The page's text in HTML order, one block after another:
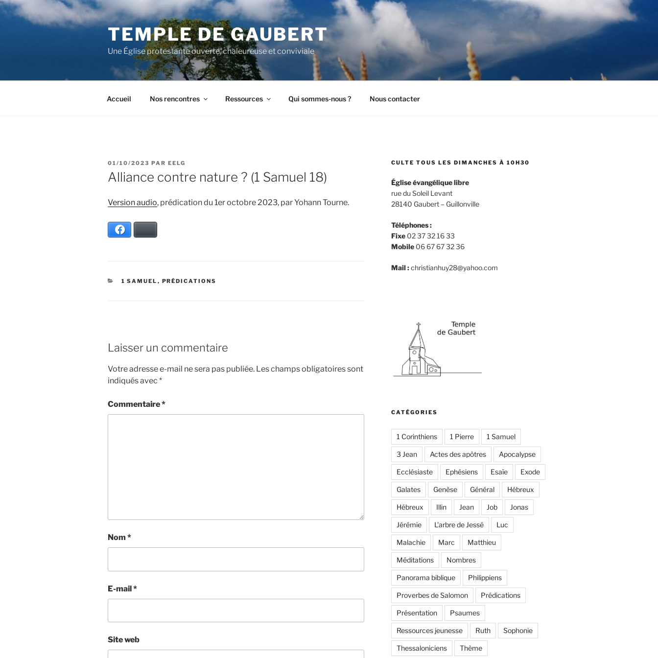
Aller
au
TEMPLE DE GAUBERT
Une Église protestante ouverte, chaleureuse et conviviale
Accueil Nos rencontres Ressources Qui sommes-nous ? Nous contacter
PUBLIÉ
LE
01/10/2023 PAR EELG
Alliance contre nature ? (1 Samuel 18)
Version audio, prédication du 1er octobre 2023, par Yohann Tourne.
CATÉGORIES
1 SAMUEL , PRÉDICATIONS
Laisser un commentaire
Votre adresse e-mail ne sera pas publiée. Les champs obligatoires sont
indiqués avec *
Commentaire*
Nom *
E-mail*
Site web
CULTE TOUS LES DIMANCHES À 10H30
Église évangélique libre
rue du Soleil Levant
28140 Gaubert – Guillonville
Téléphones :
Fixe02 37 32 16 33
Mobile06 67 67 32 36
Mail :christianhuy28@yahoo.com
CATÉGORIES
1 Corinthiens 1 Pierre 1 Samuel
3 Jean Actes des apôtres Apocalypse
Ecclésiaste Ephésiens Esaïe Exode
Galates Genèse Général Hébreux
Hébreux Illin Jean Job Jonas
Jérémie L'arbre de Jessé Luc
Malachie Marc Matthieu
Méditations Nombres
Panorama biblique Philippiens
Proverbes de Salomon Prédications
Présentation Psaumes
Ressources jeunesse Ruth Sophonie
Thessaloniciens Thème